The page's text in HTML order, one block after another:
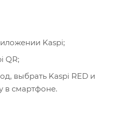
Kaspi;
QR;
выбрать Kaspi RED и
в смартфоне.